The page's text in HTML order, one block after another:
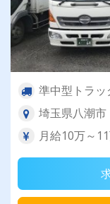
準中型トラ
埼玉県八潮市
月給10万～